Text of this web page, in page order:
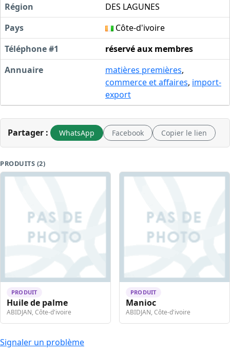
Région
DES LAGUNES
Pays
Côte-d'ivoire
Téléphone #1
réservé aux membres
Annuaire
matières premières,
commerce et affaires, import-
export
Partager : WhatsApp Facebook Copier le lien
PRODUITS (2)
PRODUIT
Huile de palme
ABIDJAN, Côte-d'ivoire
PRODUIT
Manioc
ABIDJAN, Côte-d'ivoire
Signaler un problème